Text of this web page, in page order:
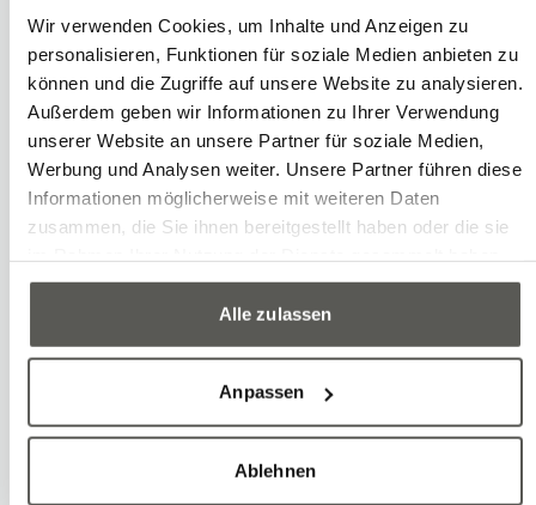
Wir verwenden Cookies, um Inhalte und Anzeigen zu
personalisieren, Funktionen für soziale Medien anbieten zu
können und die Zugriffe auf unsere Website zu analysieren.
Außerdem geben wir Informationen zu Ihrer Verwendung
unserer Website an unsere Partner für soziale Medien,
Werbung und Analysen weiter. Unsere Partner führen diese
Informationen möglicherweise mit weiteren Daten
zusammen, die Sie ihnen bereitgestellt haben oder die sie
Alle zulassen
Anpassen
Ablehnen
Häufige Fragen (FAQ)
Was umfasst die präventive Wartung
einer Roboteranlagen?
Bietet Robotec Wartungsverträge an?
Wie schnell kann ich bei einem
Anlagenstillstand mit Hilfe rechnen?